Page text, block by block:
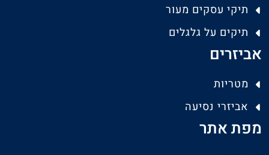
תיקי עסקים מעור
תיקים על גלגלים
אביזרים
מטריות
אביזרי נסיעה
מפת אתר